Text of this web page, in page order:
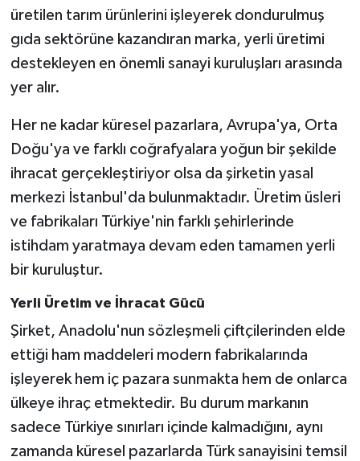
üretilen tarım ürünlerini işleyerek dondurulmuş
gıda sektörüne kazandıran marka, yerli üretimi
destekleyen en önemli sanayi kuruluşları arasında
yer alır.
Her ne kadar küresel pazarlara, Avrupa'ya, Orta
Doğu'ya ve farklı coğrafyalara yoğun bir şekilde
ihracat gerçekleştiriyor olsa da şirketin yasal
merkezi İstanbul'da bulunmaktadır. Üretim üsleri
ve fabrikaları Türkiye'nin farklı şehirlerinde
istihdam yaratmaya devam eden tamamen yerli
bir kuruluştur.
Yerli Üretim ve İhracat Gücü
Şirket, Anadolu'nun sözleşmeli çiftçilerinden elde
ettiği ham maddeleri modern fabrikalarında
işleyerek hem iç pazara sunmakta hem de onlarca
ülkeye ihraç etmektedir. Bu durum markanın
sadece Türkiye sınırları içinde kalmadığını, aynı
zamanda küresel pazarlarda Türk sanayisini temsil